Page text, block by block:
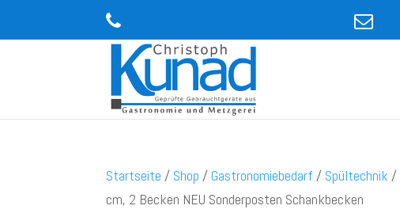
Startseite / Shop /Gastronomiebedarf / Spültechnik /
cm, 2 Becken NEU Sonderposten Schankbecken